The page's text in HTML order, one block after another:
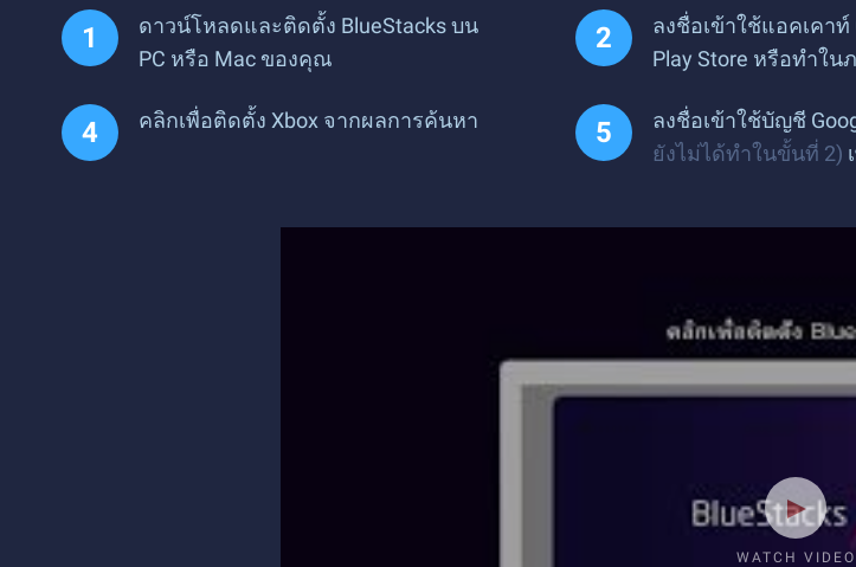
ดาวน์โหลดและติดตั้ง BlueStacks บน
PC หรือ Mac ของคุณ
ลงชื่อเข้าใช้แอคเคาท์
Play Store หรือทำใน
คลิกเพื่อติดตั้ง Xbox จากผลการค้นหา ลงชื่อเข้าใช้บัญชี
ยังไม่ได้ทำในขั้นที่ 2)
WATCH VIDEO